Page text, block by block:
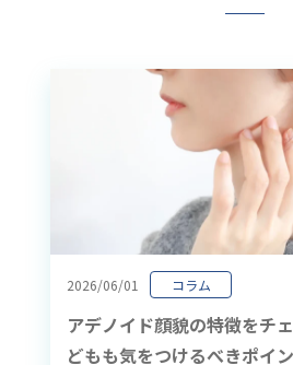
2026/06/01 コラム
アデノイド顔貌の特徴をチ
どもも気をつけるべきポイ